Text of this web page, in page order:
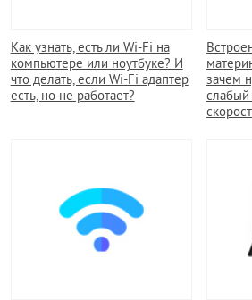
Как узнать, есть ли Wi-Fi на
компьютере или ноутбуке? И
что делать, если Wi-Fi адаптер
есть, но не работает?
зачем
слабый